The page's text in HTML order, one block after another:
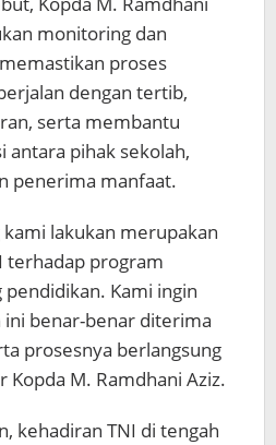
monitoring dan
proses
dengan tertib,
serta membantu
antara pihak sekolah,
penerima manfaat.
kami lakukan merupakan
terhadap program
Kami ingin
benar-benar diterima
prosesnya berlangsung
Kopda M. Ramdhani Aziz.
kehadiran TNI di tengah